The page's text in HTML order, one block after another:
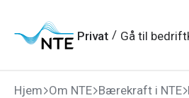
hovedmeny
søk
hovedinnhold
bunnområde
Privat / Gå til bedrift
Hjem Om NTE Bærekraft i NTE